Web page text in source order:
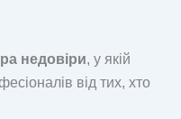
недовіри, у якій
від тих, хто